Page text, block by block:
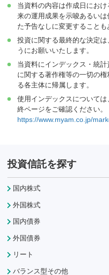
当資料の内容は作成日にお
来の運用成果を示唆あるい
た予告なしに変更することも
投資に関する最終的な決定
うにお願いいたします。
当資料にインデックス・統
に関する著作権等の一切の
る各主体に帰属します。
使用インデックスについて
終ページをご確認ください。
https://www.myam.co.jp/
投資信託を探す
国内株式
外国株式
国内債券
外国債券
リート
バランス型その他